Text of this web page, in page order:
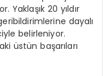
Yaklaşık 20 yıldır
dayalı
belirleniyor.
üstün başarıları